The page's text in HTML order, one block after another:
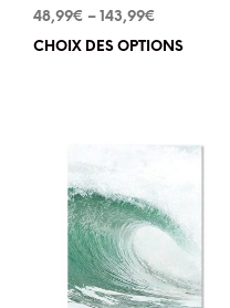
48,99€ – 143,99€
CHOIX DES OPTIONS